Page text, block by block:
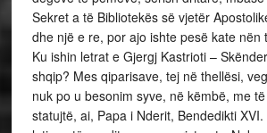
Sekret a të Bibliotekës së vjetër
dhe një e re, por ajo ishte pesë kate nën
Ku ishin letrat e Gjergj Kastrioti –
shqip? Mes qiparisave, tej në thellësi,
nuk po u besonim syve, në këmbë, me
statujtë, ai, Papa i Nderit, Bendedikti